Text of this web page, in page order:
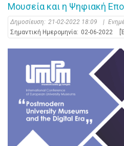
Μουσεία και η Ψηφιακή
Δημοσίευση: 21-02-2022 18:09 |
Σημαντική Ημερομηνία: 02-06-2022